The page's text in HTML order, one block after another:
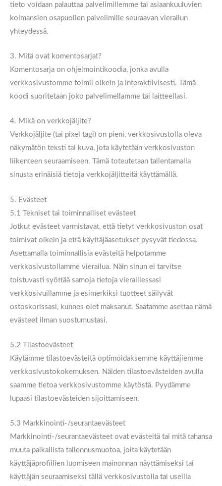
tieto voidaan palauttaa palvelimillemme tai asiaankuuluvien
kolmansien osapuolien palvelimille seuraavan vierailun
yhteydessä.
3. Mitä ovat komentosarjat?
Komentosarja on ohjelmointikoodia, jonka avulla
verkkosivustomme toimii oikein ja interaktiivisesti. Tämä
koodi suoritetaan joko palvelimellamme tai laitteellasi.
4. Mikä on verkkojäljite?
Verkkojäljite (tai pixel tagi) on pieni, verkkosivustolla oleva
näkymätön teksti tai kuva, jota käytetään verkkosivuston
liikenteen seuraamiseen. Tämä toteutetaan tallentamalla
sinusta erinäisiä tietoja verkkojäljitteitä käyttämällä.
5. Evästeet
5.1 Tekniset tai toiminnalliset evästeet
Jotkut evästeet varmistavat, että tietyt verkkosivuston osat
toimivat oikein ja että käyttäjäasetukset pysyvät tiedossa.
Asettamalla toiminnallisia evästeitä helpotamme
verkkosivustollamme vierailua. Näin sinun ei tarvitse
toistuvasti syöttää samoja tietoja vieraillessasi
verkkosivuillamme ja esimerkiksi tuotteet säilyvät
ostoskorissasi, kunnes olet maksanut. Saatamme asettaa nämä
evästeet ilman suostumustasi.
5.2 Tilastoevästeet
Käytämme tilastoevästeitä optimoidaksemme käyttäjiemme
verkkosivustokokemuksen. Näiden tilastoevästeiden avulla
saamme tietoa verkkosivustomme käytöstä. Pyydämme
lupaasi tilastoevästeiden sijoittamiseen.
5.3 Markkinointi-/seurantaevästeet
Markkinointi-/seurantaevästeet ovat evästeitä tai mitä tahansa
muuta paikallista tallennusmuotoa, joita käytetään
käyttäjäprofiilien luomiseen mainonnan näyttämiseksi tai
käyttäjän seuraamiseksi tällä verkkosivustolla tai useilla